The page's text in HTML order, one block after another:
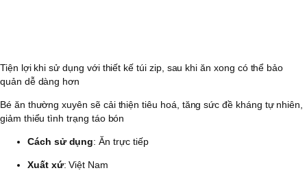
Tiện lợi khi sử dụng với thiết kế túi zip, sau khi ăn xong có thể bảo
quản dễ dàng hơn
Bé ăn thường xuyên sẽ cải thiện tiêu hoá, tăng sức đề kháng tự nhiên,
giảm thiểu tình trạng táo bón
Cách sử dụng: Ăn trực tiếp
Xuất xứ: Việt Nam